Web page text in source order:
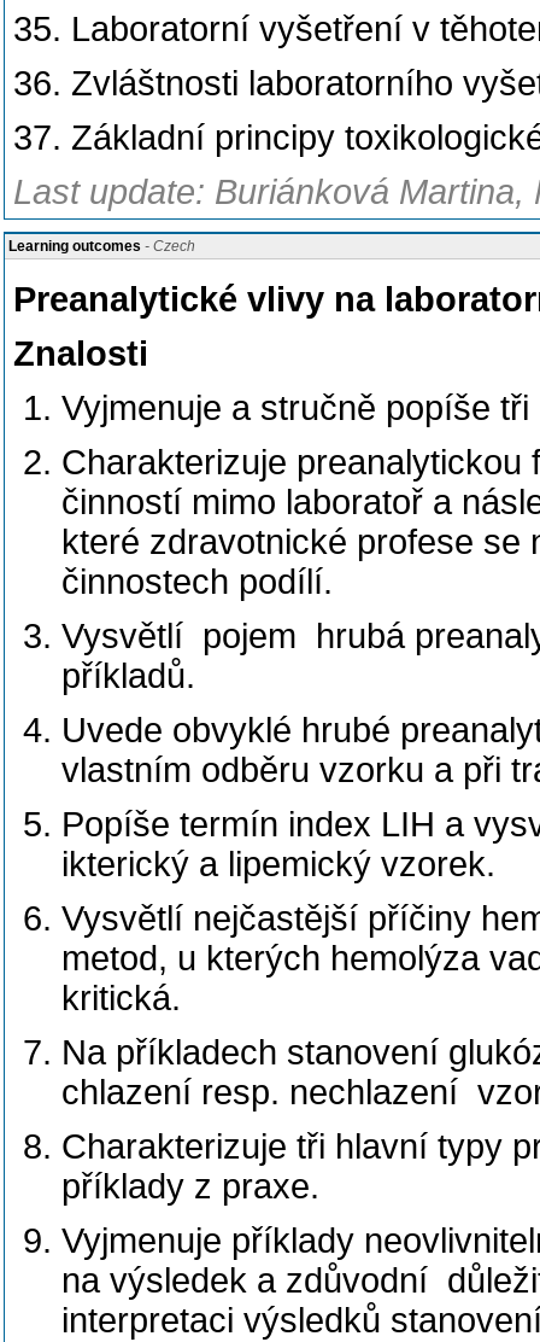
35. Laboratorní vyšetření v
36. Zvláštnosti laboratorního
37. Základní principy
Last update: Buriánková Martina,
Learning outcomes - Czech
Preanalytické vlivy na
Znalosti
Vyjmenuje a stručně popíše
Charakterizuje
činností mimo laboratoř a
které zdravotnické profese se
činnostech podílí.
Vysvětlí pojem hrubá
příkladů.
Uvede obvyklé hrubé
vlastním odběru vzorku a při
Popíše termín index LIH a
ikterický a lipemický vzorek.
Vysvětlí nejčastější příčiny
metod, u kterých hemolýza
kritická.
Na příkladech stanovení
chlazení resp. nechlazení
Charakterizuje tři hlavní typy
příklady z praxe.
Vyjmenuje příklady
na výsledek a zdůvodní
interpretaci výsledků